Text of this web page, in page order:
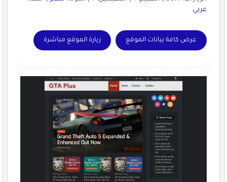
عربي
عرض كافة بيانات الموقع زيارة الموقع مباشرة